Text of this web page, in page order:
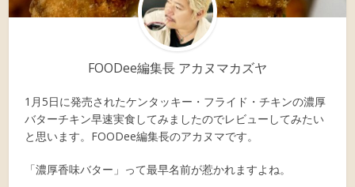
FOODee編集長 アカヌマカズヤ
1月5日に発売されたケンタッキー・フライド・チキンの濃厚
バターチキン早速実食してみましたのでレビューしてみたい
と思います。FOODee編集長のアカヌマです。
「濃厚香味バター」って最早名前が惹かれますよね。